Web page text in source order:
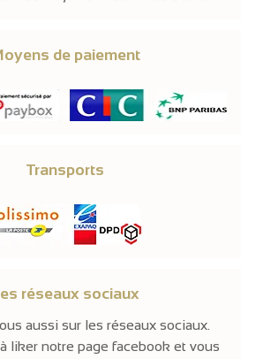
de paiement
Transports
réseaux sociaux
aussi sur les réseaux sociaux.
liker notre page facebook et vous